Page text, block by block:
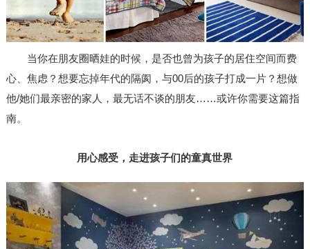
当你在朋友圈晒娃的时候，是否也曾为孩子的居住空间而费
心、焦虑？想要忘掉年代的隔阂，与00后的孩子打成一片？想做
他/她们最亲密的家人，最无话不谈的朋友……或许你需要这篇指
南。
用心感受，走进孩子们的童真世界